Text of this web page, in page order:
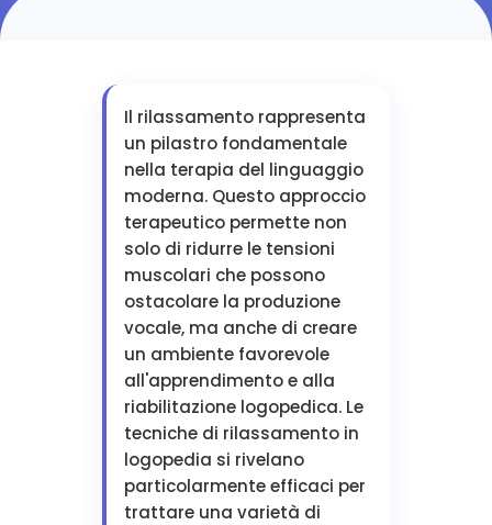
Il rilassamento rappresenta
un pilastro fondamentale
nella terapia del linguaggio
moderna. Questo approccio
terapeutico permette non
solo di ridurre le tensioni
muscolari che possono
ostacolare la produzione
vocale, ma anche di creare
un ambiente favorevole
all'apprendimento e alla
riabilitazione logopedica. Le
tecniche di rilassamento in
logopedia si rivelano
particolarmente efficaci per
trattare una varietà di